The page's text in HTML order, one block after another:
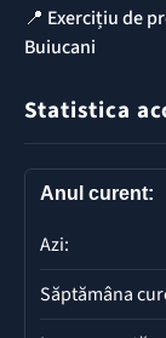
📍 Exercițiu de
Buiucani
Statistica
Anul curent:
Azi:
Săptămâna